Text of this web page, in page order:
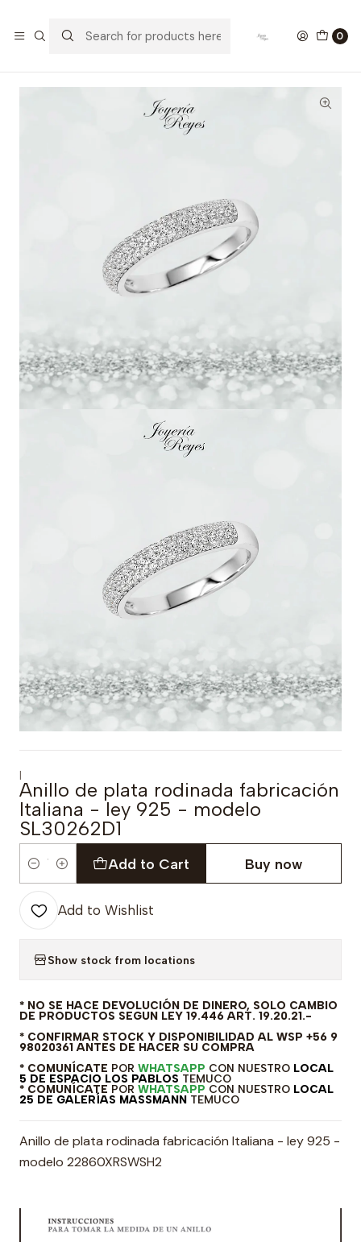
0
Anillo de plata rodinada fabricación Italiana - ley 925 -
modelo SL30262D1
|
Anillo de plata rodinada fabricación
Italiana - ley 925 - modelo
SL30262D1
Quantity
Add to Cart Buy now
Add to Wishlist
Show stock from locations
* NO SE HACE DEVOLUCIÓN DE DINERO, SOLO CAMBIO
DE PRODUCTOS SEGUN LEY 19.446 ART. 19.20.21.-
* CONFIRMAR STOCK Y DISPONIBILIDAD AL WSP +56 9
98020361 ANTES DE HACER SU COMPRA
* COMUNÍCATE POR WHATSAPP CON NUESTRO LOCAL
5 DE ESPACIO LOS PABLOS TEMUCO
* COMUNÍCATE POR WHATSAPP CON NUESTRO LOCAL
25 DE GALERÍAS MASSMANN TEMUCO
Anillo de plata rodinada fabricación Italiana - ley 925 -
modelo 22860XRSWSH2